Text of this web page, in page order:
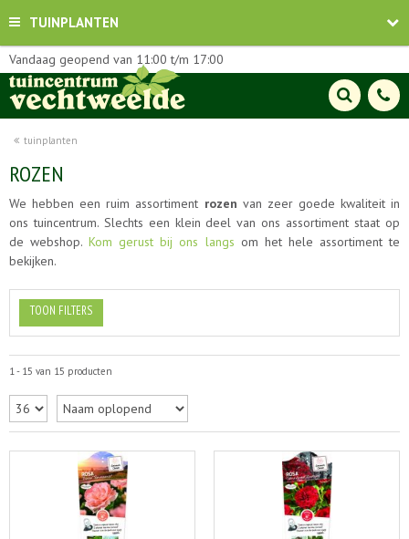
TUINPLANTEN
tuinplanten
Vandaag geopend van 11:00 t/m 17:00
ROZEN
We hebben een ruim assortiment rozen van zeer goede kwaliteit in
ons tuincentrum. Slechts een klein deel van ons assortiment staat op
de webshop.Kom gerust bij ons langs om het hele assortiment te
bekijken.
TOON FILTERS
1 - 15 van 15 producten